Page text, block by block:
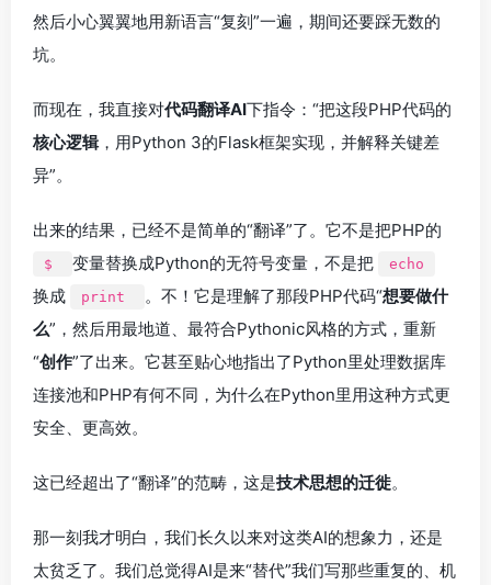
然后小心翼翼地用新语言“复刻”一遍，期间还要踩无数的
坑。
而现在，我直接对代码翻译AI下指令：“把这段PHP代码的
核心逻辑，用Python 3的Flask框架实现，并解释关键差
异”。
出来的结果，已经不是简单的“翻译”了。它不是把PHP的
$ 变量替换成Python的无符号变量，不是把 echo
换成 print 。不！它是理解了那段PHP代码“想要做什
么”，然后用最地道、最符合Pythonic风格的方式，重新
“创作”了出来。它甚至贴心地指出了Python里处理数据库
连接池和PHP有何不同，为什么在Python里用这种方式更
安全、更高效。
这已经超出了“翻译”的范畴，这是技术思想的迁徙。
那一刻我才明白，我们长久以来对这类AI的想象力，还是
太贫乏了。我们总觉得AI是来“替代”我们写那些重复的、机